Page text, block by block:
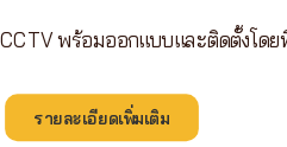
CCTV พร้อมออกแบบและติดตั้งโด
รายละเอียดเพิ่มเติม